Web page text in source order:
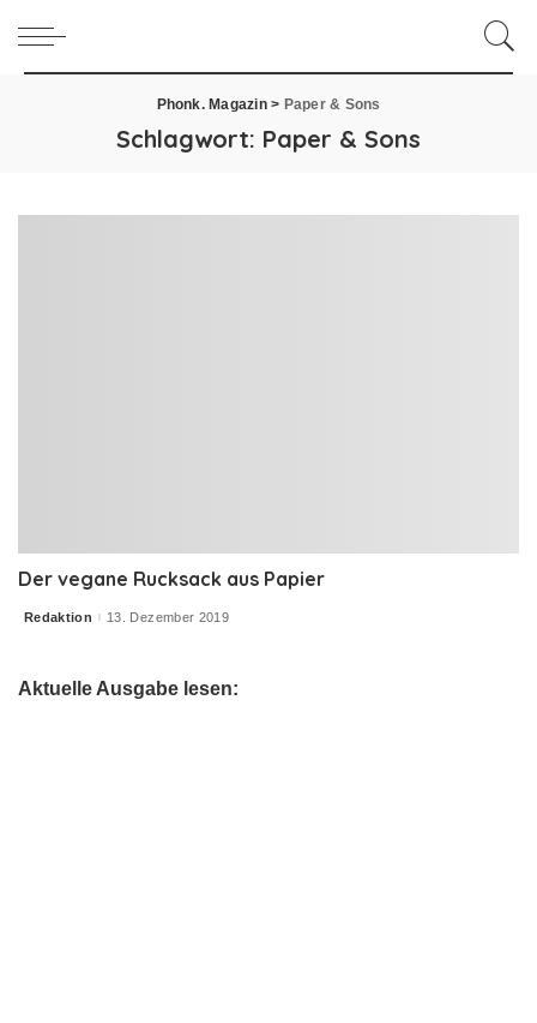
Phonk. Magazin> Paper & Sons
Schlagwort: Paper & Sons
Der vegane Rucksack aus Papier
Posted
Redaktion 13. Dezember 2019
Aktuelle Ausgabe lesen: